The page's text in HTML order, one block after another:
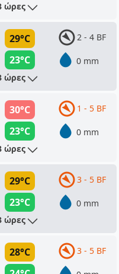
ώρες
29°C
23°C
2 - 4 BF
0 mm
ώρες
30°C
23°C
1 - 5 BF
0 mm
ώρες
29°C
23°C
3 - 5 BF
0 mm
ώρες
28°C
3 - 5 BF